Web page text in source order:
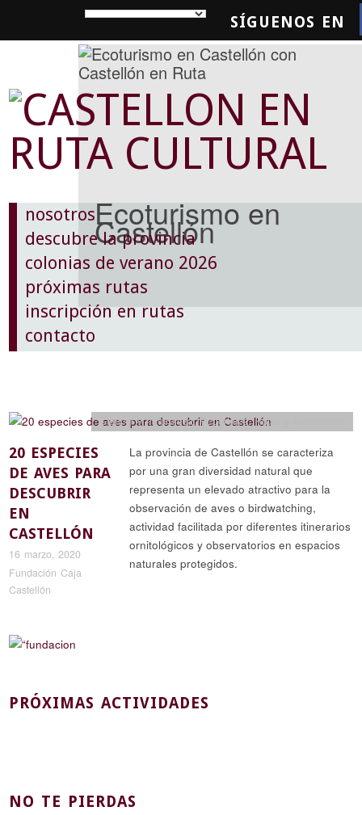
SÍGUENOS EN
Ecoturismo en
Castellón
nosotros
descubre la provincia
colonias de verano 2026
próximas rutas
inscripción en rutas
contacto
20 ESPECIES
DE AVES PARA
DESCUBRIR
EN
CASTELLÓN
16 marzo, 2020
Fundación Caja
Castellón
Ciencia y naturaleza,Reportajes,Rutas y senderismo
La provincia de Castellón se caracteriza
por una gran diversidad natural que
representa un elevado atractivo para la
observación de aves o birdwatching,
actividad facilitada por diferentes itinerarios
ornitológicos y observatorios en espacios
naturales protegidos.
PRÓXIMAS ACTIVIDADES
NO TE PIERDAS